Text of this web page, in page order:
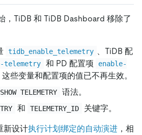
，TiDB 和 TiDB Dashboard 移除了
tidb_enable_telemetry
、TiDB 配
telemetry 和 PD 配置项
enable-
这些变量和配置项的值已不再生效。
TELEMETRY
语法。
和 TELEMETRY_ID 关键字。
新设计执行计划绑定的自动演进 ，相